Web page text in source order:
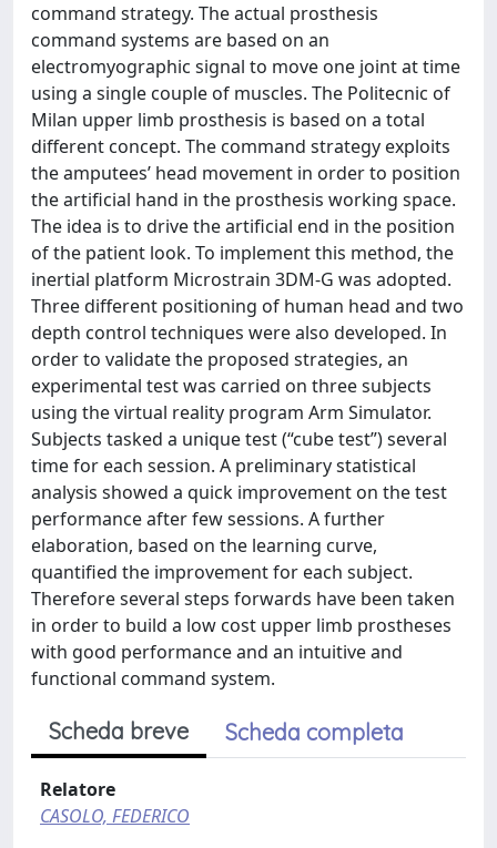
command strategy. The actual prosthesis
command systems are based on an
electromyographic signal to move one joint at time
using a single couple of muscles. The Politecnic of
Milan upper limb prosthesis is based on a total
different concept. The command strategy exploits
the amputees’ head movement in order to position
the artificial hand in the prosthesis working space.
The idea is to drive the artificial end in the position
of the patient look. To implement this method, the
inertial platform Microstrain 3DM-G was adopted.
Three different positioning of human head and two
depth control techniques were also developed. In
order to validate the proposed strategies, an
experimental test was carried on three subjects
using the virtual reality program Arm Simulator.
Subjects tasked a unique test (“cube test”) several
time for each session. A preliminary statistical
analysis showed a quick improvement on the test
performance after few sessions. A further
elaboration, based on the learning curve,
quantified the improvement for each subject.
Therefore several steps forwards have been taken
in order to build a low cost upper limb prostheses
with good performance and an intuitive and
functional command system.
Scheda breve Scheda completa
Relatore
CASOLO, FEDERICO